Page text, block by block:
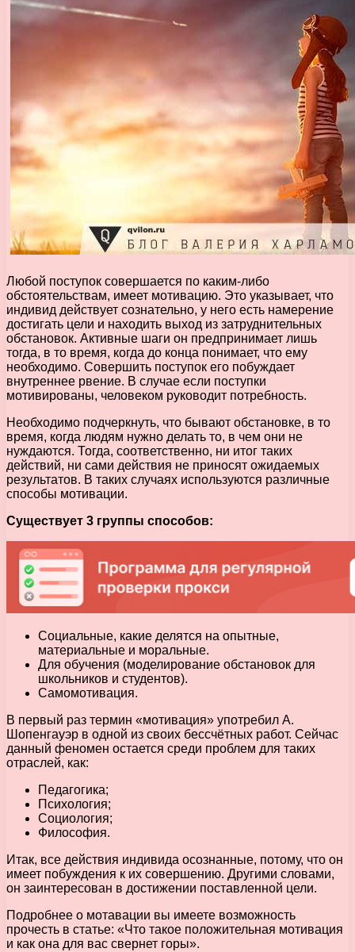
Любой поступок совершается по каким-либо
обстоятельствам, имеет мотивацию. Это указывает, что
индивид действует сознательно, у него есть намерение
достигать цели и находить выход из затруднительных
обстановок. Активные шаги он предпринимает лишь
тогда, в то время, когда до конца понимает, что ему
необходимо. Совершить поступок его побуждает
внутреннее рвение. В случае если поступки
мотивированы, человеком руководит потребность.
Необходимо подчеркнуть, что бывают обстановке, в то
время, когда людям нужно делать то, в чем они не
нуждаются. Тогда, соответственно, ни итог таких
действий, ни сами действия не приносят ожидаемых
результатов. В таких случаях используются различные
способы мотивации.
Существует 3 группы способов:
Социальные, какие делятся на опытные,
материальные и моральные.
Для обучения (моделирование обстановок для
школьников и студентов).
Самомотивация.
В первый раз термин «мотивация» употребил А.
Шопенгауэр в одной из своих бессчётных работ. Сейчас
данный феномен остается среди проблем для таких
отраслей, как:
Педагогика;
Психология;
Социология;
Философия.
Итак, все действия индивида осознанные, потому, что он
имеет побуждения к их совершению. Другими словами,
он заинтересован в достижении поставленной цели.
Подробнее о мотавации вы имеете возможность
прочесть в статье: «Что такое положительная мотивация
и как она для вас свернет горы».